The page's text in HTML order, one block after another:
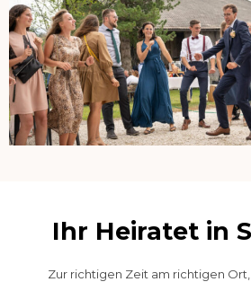
Ihr Heiratet in
Zur richtigen Zeit am richtigen